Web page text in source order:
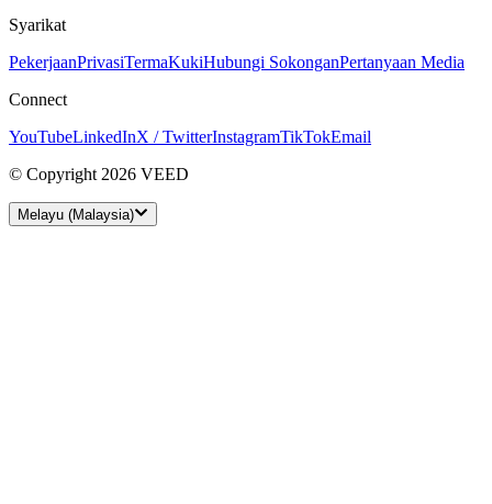
Syarikat
PekerjaanPrivasiTermaKukiHubungi SokonganPertanyaan Media
Connect
YouTubeLinkedInX / TwitterInstagramTikTokEmail
© Copyright 2026 VEED
Melayu (Malaysia)